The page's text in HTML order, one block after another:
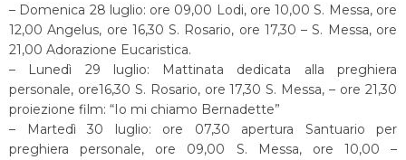
– Domenica 28 luglio: ore 09,00 Lodi, ore 10,00 S. Messa, ore
12,00 Angelus, ore 16,30 S. Rosario, ore 17,30 – S. Messa, ore
21,00 Adorazione Eucaristica.
– Lunedì 29 luglio: Mattinata dedicata alla preghiera
personale, ore16,30 S. Rosario, ore 17,30 S. Messa, – ore 21,30
proiezione film: “Io mi chiamo Bernadette”
– Martedì 30 luglio: ore 07,30 apertura Santuario per
preghiera personale, ore 09,00 S. Messa, ore 10,00 –